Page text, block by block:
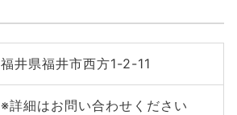
福井県福井市西方1-2-11
※詳細はお問い合わせください